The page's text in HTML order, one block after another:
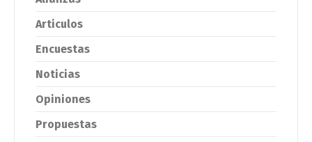
Articulos
Encuestas
Noticias
Opiniones
Propuestas